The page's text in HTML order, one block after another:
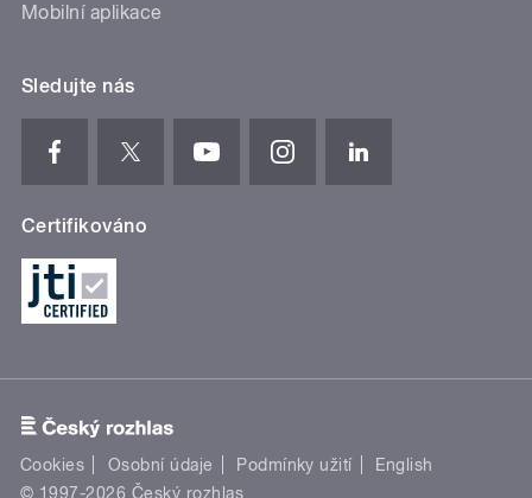
Mobilní aplikace
Sledujte nás
Certifikováno
Cookies Osobní údaje Podmínky užití
English
© 1997-2026 Český rozhlas